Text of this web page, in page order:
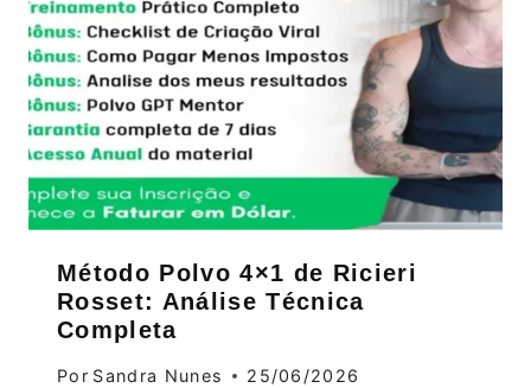
Método Polvo 4×1 de Ricieri
Rosset: Análise Técnica
Completa
Por Sandra Nunes 25/06/2026